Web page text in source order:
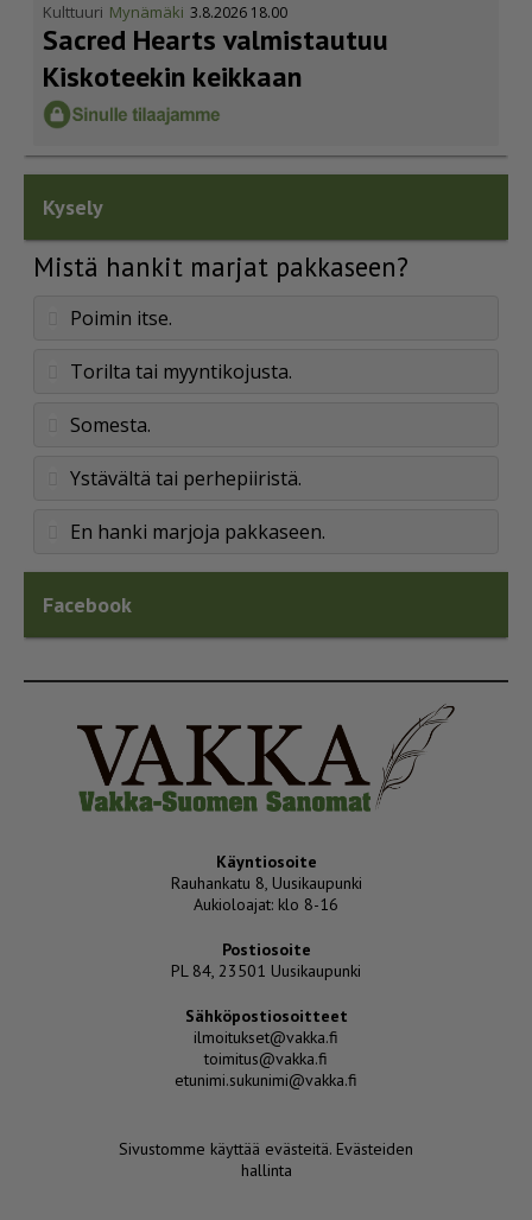
Kulttuuri Mynämäki 3.8.2026 18.00
Sacred Hearts valmistautuu
Kiskoteekin keikkaan
Kysely
Mistä hankit marjat pakkaseen?
Poimin itse.
Torilta tai myyntikojusta.
Somesta.
Ystävältä tai perhepiiristä.
En hanki marjoja pakkaseen.
Facebook
Käyntiosoite
Rauhankatu 8, Uusikaupunki
Aukioloajat: klo 8-16
Postiosoite
PL 84, 23501 Uusikaupunki
Sähköpostiosoitteet
ilmoitukset@vakka.fi
toimitus@vakka.fi
etunimi.sukunimi@vakka.fi
Sivustomme käyttää evästeitä. Evästeiden
hallinta